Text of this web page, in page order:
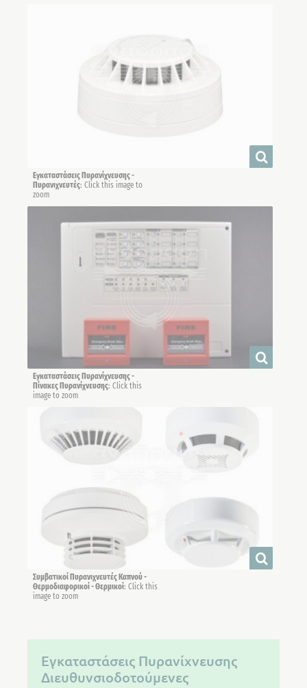
Εγκαταστάσεις Πυρανίχνευσης -
Πυρανιχνευτές: Click this image to
zoom
Εγκαταστάσεις Πυρανίχνευσης -
Πίνακες Πυρανίχνευσης: Click this
image to zoom
Συμβατικοί Πυρανιχνευτές Καπνού -
Θερμοδιαφορικοί - Θερμικοί: Click this
image to zoom
Εγκαταστάσεις Πυρανίχνευσης
Διευθυνσιοδοτούμενες